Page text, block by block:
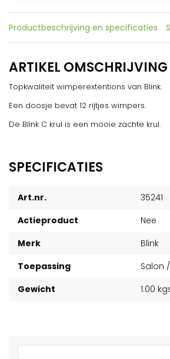
Productbeschrijving en specificaties
ARTIKEL OMSCHRIJVING
Topkwaliteit wimperextentions van Blink.
Een doosje bevat 12 rijtjes wimpers.
De Blink C krul is een mooie zachte krul.
SPECIFICATIES
Art.nr.
35241
Actieproduct
Nee
Merk
Blink
Toepassing
Salon
Gewicht
1.00